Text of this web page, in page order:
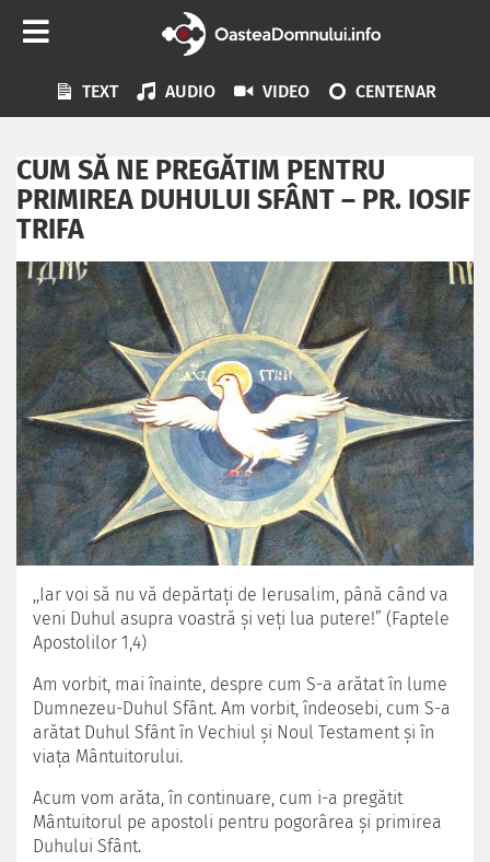
TEXT AUDIO VIDEO CENTENAR
CUM SĂ NE PREGĂTIM PENTRU
PRIMIREA DUHULUI SFÂNT – PR. IOSIF
TRIFA
,,Iar voi să nu vă depărtaţi de Ierusalim, până când va
veni Duhul asupra voastră şi veţi lua putere!” (Faptele
Apostolilor 1,4)
Am vorbit, mai înainte, despre cum S-a arătat în lume
Dumnezeu-Duhul Sfânt. Am vorbit, îndeosebi, cum S-a
arătat Duhul Sfânt în Vechiul şi Noul Testament şi în
viaţa Mântuitorului.
Acum vom arăta, în continuare, cum i-a pregătit
Mântuitorul pe apostoli pentru pogorârea şi primirea
Duhului Sfânt.